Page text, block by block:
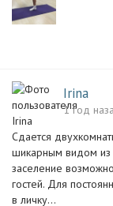
Irina
1 год
Сдается
шикарным видом
заселение
гостей. Для
в личку…